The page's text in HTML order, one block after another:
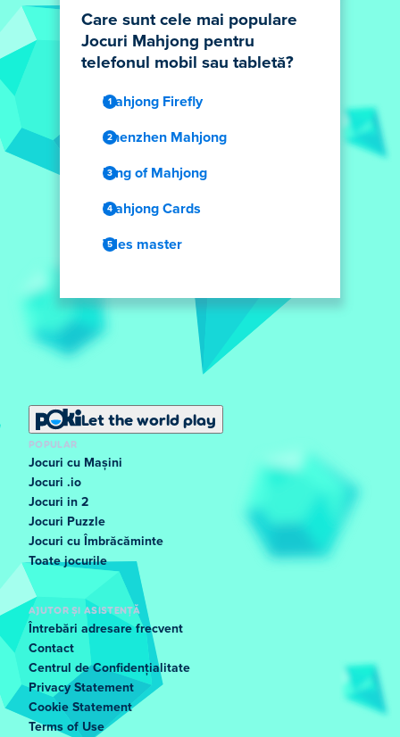
Care sunt cele mai populare
Jocuri Mahjong pentru
telefonul mobil sau tabletă?
Mahjong Firefly
Shenzhen Mahjong
King of Mahjong
Mahjong Cards
Tiles master
Let the world play
POPULAR
Jocuri cu Mașini
Jocuri .io
Jocuri in 2
Jocuri Puzzle
Jocuri cu Îmbrăcăminte
Toate jocurile
AJUTOR ȘI ASISTENȚĂ
Întrebări adresare frecvent
Contact
Centrul de Confidențialitate
Privacy Statement
Cookie Statement
Terms of Use